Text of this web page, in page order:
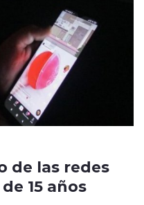
de las redes
15 años